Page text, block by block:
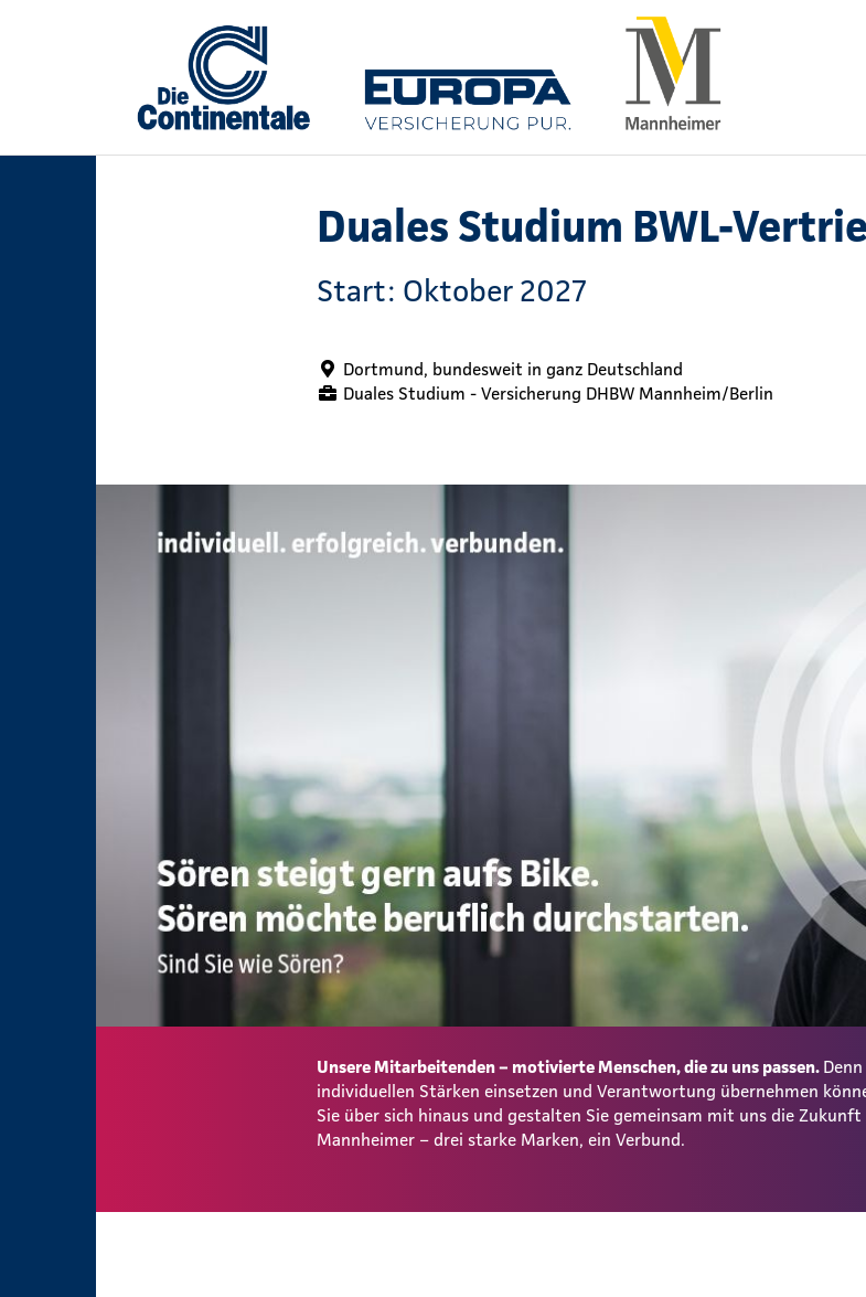
Duales Studium BWL-
Start: Oktober 2027
Dortmund, bundesweit in ganz Deutschland
Duales Studium - Versicherung DHBW Mannheim/Berlin
Unsere Mitarbeitenden – motivierte Menschen, die zu uns passen.
individuellen Stärken einsetzen und Verantwortung übernehmen
Sie über sich hinaus und gestalten Sie gemeinsam mit uns die Zukunft
Mannheimer – drei starke Marken, ein Verbund.